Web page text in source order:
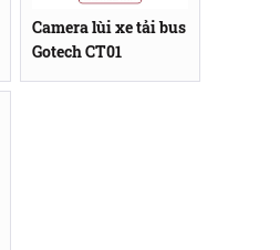
Camera lùi xe tải bus
Gotech CT01